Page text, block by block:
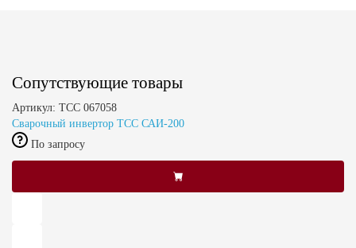
Сопутствующие товары
Артикул: ТСС 067058
Сварочный инвертор TCC САИ-200
По запросу